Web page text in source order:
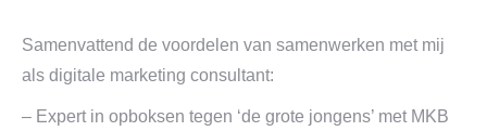
Samenvattend de voordelen van samenwerken met mij
als digitale marketing consultant:
– Expert in opboksen tegen ‘de grote jongens’ met MKB